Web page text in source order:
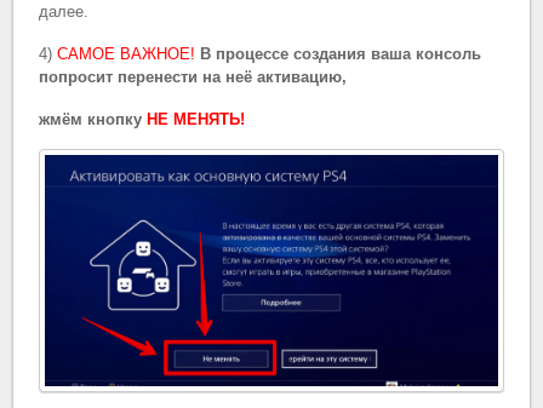
далее.
4)САМОЕ ВАЖНОЕ! В процессе создания ваша консоль
попросит перенести на неё активацию,
жмём кнопкуНЕ МЕНЯТЬ!